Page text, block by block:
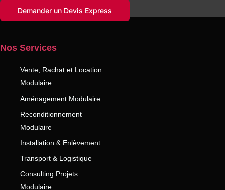
Demander un Devis Express
Nos Services
Vente, Rachat et Location
Modulaire
Aménagement Modulaire
Reconditionnement
Modulaire
Installation & Enlèvement
Transport & Logistique
Consulting Projets
Modulaire